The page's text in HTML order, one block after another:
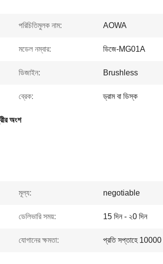
পরিচিতিমুলক নাম: AOWA
মডেল নম্বার: ডিজে-MG01A
ডিজাইন: Brushless
ব্রেক: ড্রাম বা ডিস্ক
অংশ
মূল্য: negotiable
ডেলিভারি সময়: 15 দিন - ২0 দিন
যোগানের ক্ষমতা: প্রতি সপ্তাহে 10000